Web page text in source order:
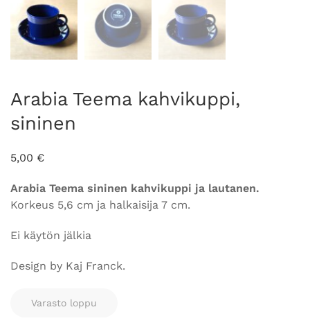
Arabia Teema kahvikuppi,
sininen
5,00 €
Arabia Teema sininen kahvikuppi ja lautanen.
Korkeus 5,6 cm ja halkaisija 7 cm.
Ei käytön jälkia
Design by Kaj Franck.
Varasto loppu